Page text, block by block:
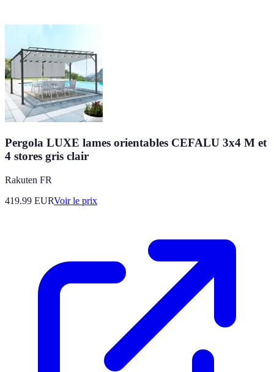
Pergola LUXE lames orientables CEFALU 3x4 M et
4 stores gris clair
Rakuten FR
419.99 EURVoir le prix